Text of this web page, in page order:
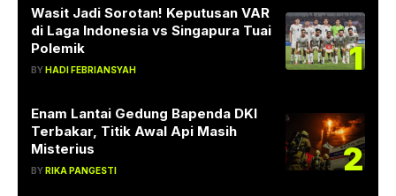
Wasit Jadi Sorotan! Keputusan VAR
di Laga Indonesia vs Singapura Tuai
Polemik
BYHADI FEBRIANSYAH 1
Enam Lantai Gedung Bapenda DKI
Terbakar, Titik Awal Api Masih
Misterius
BYRIKA PANGESTI 2